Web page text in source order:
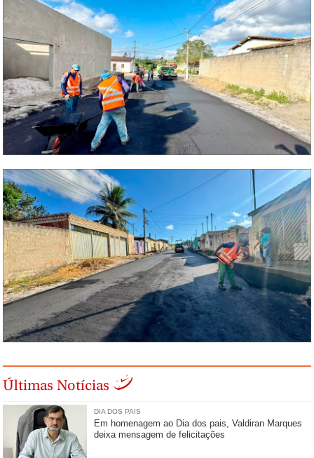
Últimas Notícias
DIA DOS PAIS
Em homenagem ao Dia dos pais, Valdiran Marques
deixa mensagem de felicitações